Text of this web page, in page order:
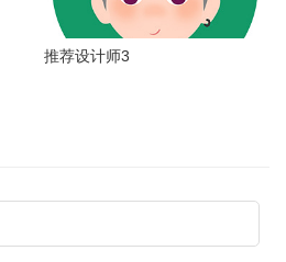
推荐设计师3